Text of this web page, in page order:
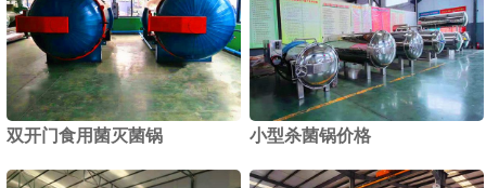
双开门食用菌灭菌锅 小型杀菌锅价格